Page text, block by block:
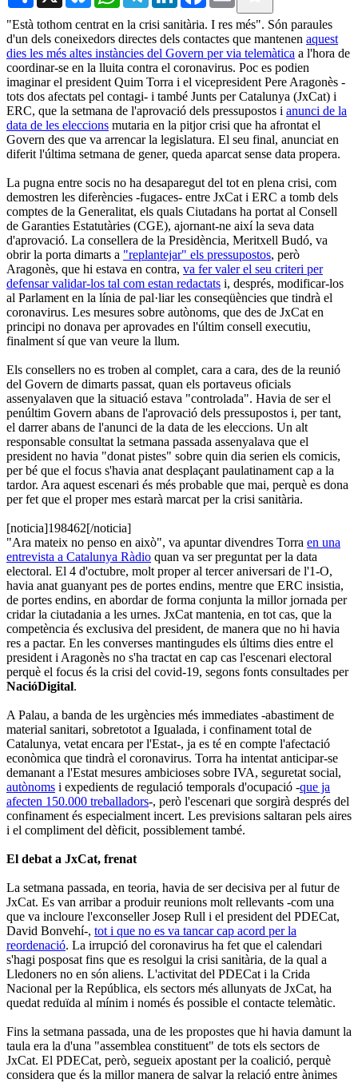
"Està tothom centrat en la crisi sanitària. I res més". Són paraules
d'un dels coneixedors directes dels contactes que mantenen aquest
dies les més altes instàncies del Govern per via telemàtica a l'hora de
coordinar-se en la lluita contra el coronavirus. Poc es podien
imaginar el president Quim Torra i el vicepresident Pere Aragonès -
tots dos afectats pel contagi- i també Junts per Catalunya (JxCat) i
ERC, que la setmana de l'aprovació dels pressupostos i anunci de la
data de les eleccions mutaria en la pitjor crisi que ha afrontat el
Govern des que va arrencar la legislatura. El seu final, anunciat en
diferit l'última setmana de gener, queda aparcat sense data propera.
La pugna entre socis no ha desaparegut del tot en plena crisi, com
demostren les diferències -fugaces- entre JxCat i ERC a tomb dels
comptes de la Generalitat, els quals Ciutadans ha portat al Consell
de Garanties Estatutàries (CGE), ajornant-ne així la seva data
d'aprovació. La consellera de la Presidència, Meritxell Budó, va
obrir la porta dimarts a "replantejar" els pressupostos, però
Aragonès, que hi estava en contra, va fer valer el seu criteri per
defensar validar-los tal com estan redactats i, després, modificar-los
al Parlament en la línia de pal·liar les conseqüències que tindrà el
coronavirus. Les mesures sobre autònoms, que des de JxCat en
principi no donava per aprovades en l'últim consell executiu,
finalment sí que van veure la llum.
Els consellers no es troben al complet, cara a cara, des de la reunió
del Govern de dimarts passat, quan els portaveus oficials
assenyalaven que la situació estava "controlada". Havia de ser el
penúltim Govern abans de l'aprovació dels pressupostos i, per tant,
el darrer abans de l'anunci de la data de les eleccions. Un alt
responsable consultat la setmana passada assenyalava que el
president no havia "donat pistes" sobre quin dia serien els comicis,
per bé que el focus s'havia anat desplaçant paulatinament cap a la
tardor. Ara aquest escenari és més probable que mai, perquè es dona
per fet que el proper mes estarà marcat per la crisi sanitària.
[noticia]198462[/noticia]
"Ara mateix no penso en això", va apuntar divendres Torra en una
entrevista a Catalunya Ràdio quan va ser preguntat per la data
electoral. El 4 d'octubre, molt proper al tercer aniversari de l'1-O,
havia anat guanyant pes de portes endins, mentre que ERC insistia,
de portes endins, en abordar de forma conjunta la millor jornada per
cridar la ciutadania a les urnes. JxCat mantenia, en tot cas, que la
competència és exclusiva del president, de manera que no hi havia
res a pactar. En les converses mantingudes els últims dies entre el
president i Aragonès no s'ha tractat en cap cas l'escenari electoral
perquè el focus és la crisi del covid-19, segons fonts consultades per
NacióDigital.
A Palau, a banda de les urgències més immediates -abastiment de
material sanitari, sobretotot a Igualada, i confinament total de
Catalunya, vetat encara per l'Estat-, ja es té en compte l'afectació
econòmica que tindrà el coronavirus. Torra ha intentat anticipar-se
demanant a l'Estat mesures ambicioses sobre IVA, seguretat social,
autònoms i expedients de regulació temporals d'ocupació -que ja
afecten 150.000 treballadors-, però l'escenari que sorgirà després del
confinament és especialment incert. Les previsions saltaran pels aires
i el compliment del dèficit, possiblement també.
El debat a JxCat, frenat
La setmana passada, en teoria, havia de ser decisiva per al futur de
JxCat. Es van arribar a produir reunions molt rellevants -com una
que va incloure l'exconseller Josep Rull i el president del PDECat,
David Bonvehí-, tot i que no es va tancar cap acord per la
reordenació. La irrupció del coronavirus ha fet que el calendari
s'hagi posposat fins que es resolgui la crisi sanitària, de la qual a
Lledoners no en són aliens. L'activitat del PDECat i la Crida
Nacional per la República, els sectors més allunyats de JxCat, ha
quedat reduïda al mínim i només és possible el contacte telemàtic.
Fins la setmana passada, una de les propostes que hi havia damunt la
taula era la d'una "assemblea constituent" de tots els sectors de
JxCat. El PDECat, però, segueix apostant per la coalició, perquè
considera que és la millor manera de salvar la relació entre ànimes